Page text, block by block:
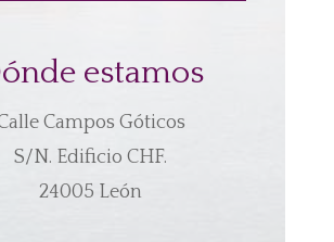
estamos
Campos Góticos
S/N. Edificio CHF.
24005 León